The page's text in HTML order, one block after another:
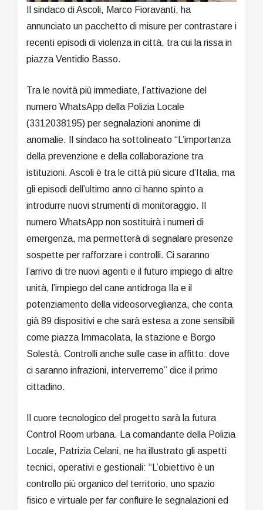
Il sindaco di Ascoli, Marco Fioravanti, ha
annunciato un pacchetto di misure per contrastare i
recenti episodi di violenza in città, tra cui la rissa in
piazza Ventidio Basso.
Tra le novità più immediate, l’attivazione del
numero WhatsApp della Polizia Locale
(3312038195) per segnalazioni anonime di
anomalie. Il sindaco ha sottolineato “L’importanza
della prevenzione e della collaborazione tra
istituzioni. Ascoli è tra le città più sicure d’Italia, ma
gli episodi dell’ultimo anno ci hanno spinto a
introdurre nuovi strumenti di monitoraggio. Il
numero WhatsApp non sostituirà i numeri di
emergenza, ma permetterà di segnalare presenze
sospette per rafforzare i controlli. Ci saranno
l’arrivo di tre nuovi agenti e il futuro impiego di altre
unità, l’impiego del cane antidroga Ila e il
potenziamento della videosorveglianza, che conta
già 89 dispositivi e che sarà estesa a zone sensibili
come piazza Immacolata, la stazione e Borgo
Solestà. Controlli anche sulle case in affitto: dove
ci saranno infrazioni, interverremo” dice il primo
cittadino.
Il cuore tecnologico del progetto sarà la futura
Control Room urbana. La comandante della Polizia
Locale, Patrizia Celani, ne ha illustrato gli aspetti
tecnici, operativi e gestionali: “L’obiettivo è un
controllo più organico del territorio, uno spazio
fisico e virtuale per far confluire le segnalazioni ed